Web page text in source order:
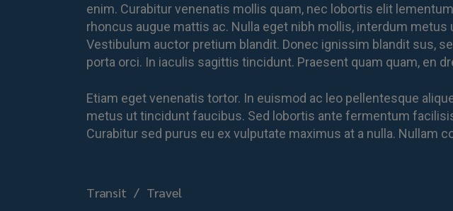
enim. Curabitur venenatis mollis quam, nec lobortis elit
rhoncus augue mattis ac. Nulla eget nibh mollis, interdum
Vestibulum auctor pretium blandit. Donec ignissim blandit sus,
porta orci. In iaculis sagittis tincidunt. Praesent quam quam, en
Etiam eget venenatis tortor. In euismod ac leo pellentesque
metus ut tincidunt faucibus. Sed lobortis ante fermentum
Curabitur sed purus eu ex vulputate maximus at a nulla. Nullam
Transit Travel